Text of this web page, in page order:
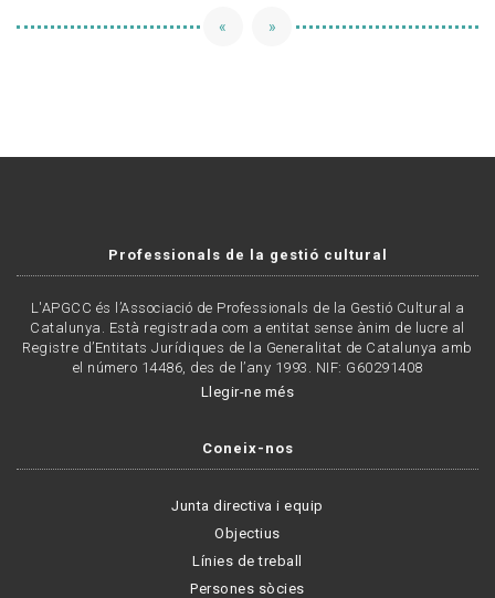
« »
Professionals de la gestió cultural
L'APGCC és l’Associació de Professionals de la Gestió Cultural a
Catalunya. Està registrada com a entitat sense ànim de lucre al
Registre d’Entitats Jurídiques de la Generalitat de Catalunya amb
el número 14486, des de l’any 1993. NIF: G60291408
Llegir-ne més
Coneix-nos
Junta directiva i equip
Objectius
Línies de treball
Persones sòcies